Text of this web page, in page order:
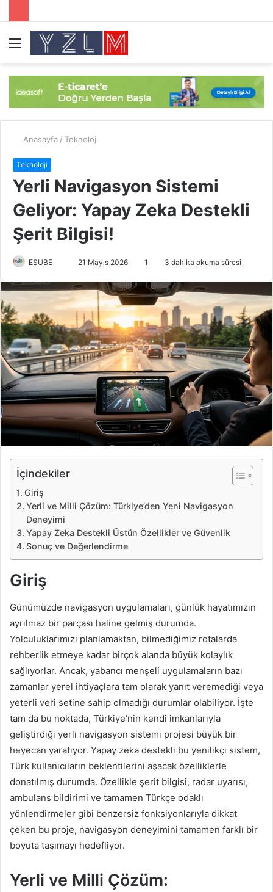
Menü
Anasayfa / Teknoloji
Teknoloji
Yerli Navigasyon Sistemi
Geliyor: Yapay Zeka Destekli
Şerit Bilgisi!
ESUBE
r
e
p
o
s
t
a
ö
n
e
21 Mayıs 2026 1 3 dakika okuma süresi
İçindekiler
Giriş
Yerli ve Milli Çözüm: Türkiye’den Yeni Navigasyon
Deneyimi
Yapay Zeka Destekli Üstün Özellikler ve Güvenlik
Sonuç ve Değerlendirme
Giriş
Günümüzde navigasyon uygulamaları, günlük hayatımızın
ayrılmaz bir parçası haline gelmiş durumda.
Yolculuklarımızı planlamaktan, bilmediğimiz rotalarda
rehberlik etmeye kadar birçok alanda büyük kolaylık
sağlıyorlar. Ancak, yabancı menşeli uygulamaların bazı
zamanlar yerel ihtiyaçlara tam olarak yanıt veremediği veya
yeterli veri setine sahip olmadığı durumlar olabiliyor. İşte
tam da bu noktada, Türkiye’nin kendi imkanlarıyla
geliştirdiği yerli navigasyon sistemi projesi büyük bir
heyecan yaratıyor. Yapay zeka destekli bu yenilikçi sistem,
Türk kullanıcıların beklentilerini aşacak özelliklerle
donatılmış durumda. Özellikle şerit bilgisi, radar uyarısı,
ambulans bildirimi ve tamamen Türkçe odaklı
yönlendirmeler gibi benzersiz fonksiyonlarıyla dikkat
çeken bu proje, navigasyon deneyimini tamamen farklı bir
boyuta taşımayı hedefliyor.
Yerli ve Milli Çözüm: